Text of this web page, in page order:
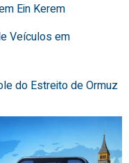
Ein Kerem
Veículos em
do Estreito de Ormuz